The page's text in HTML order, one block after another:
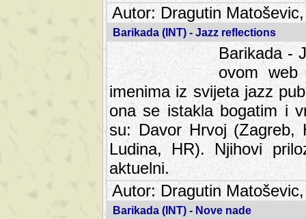
Autor: Dragutin
Barikada (INT) - Jazz reflections
Barikada -
ovom web
imenima iz svijeta jazz
ona se istakla bogatim i
su: Davor Hrvoj (Zagreb,
Ludina, HR). Njihovi
aktuelni.
Autor: Dragutin
Barikada (INT) - Nove nade